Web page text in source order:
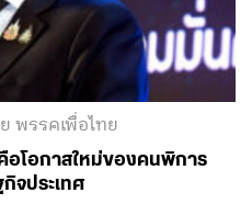
พรรคเพื่อไทย
อโอกาสใหม่ของคนพิการ
จประเทศ